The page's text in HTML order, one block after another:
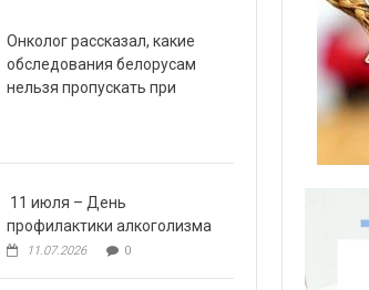
Онколог рассказал, какие
обследования белорусам
нельзя пропускать при
11 июля – День
профилактики алкоголизма
11.07.2026 0